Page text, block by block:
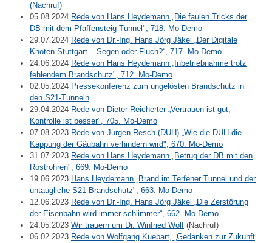
(Nachruf)
05.08.2024 Rede von Hans Heydemann „Die faulen Tricks der
DB mit dem Pfaffensteig-Tunnel", 718. Mo-Demo
29.07.2024 Rede von Dr.-Ing. Hans Jörg Jäkel „Der Digitale
Knoten Stuttgart – Segen oder Fluch?“, 717. Mo-Demo
24.06.2024 Rede von Hans Heydemann „Inbetriebnahme trotz
fehlendem Brandschutz", 712. Mo-Demo
02.05.2024 Pressekonferenz zum ungelösten Brandschutz in
den S21-Tunneln
29.04.2024 Rede von Dieter Reicherter „Vertrauen ist gut,
Kontrolle ist besser", 705. Mo-Demo
07.08.2023 Rede von Jürgen Resch (DUH) „Wie die DUH die
Kappung der Gäubahn verhindern wird", 670. Mo-Demo
31.07.2023 Rede von Hans Heydemann „Betrug der DB mit den
Rostrohren", 669. Mo-Demo
19.06.2023 Hans Heydemann „Brand im Terfener Tunnel und der
untaugliche S21-Brandschutz", 663. Mo-Demo
12.06.2023 Rede von Dr.-Ing. Hans Jörg Jäkel „Die Zerstörung
der Eisenbahn wird immer schlimmer“, 662. Mo-Demo
24.05.2023 Wir trauern um Dr. Winfried Wolf (Nachruf)
06.02.2023 Rede von Wolfgang Kuebart, „Gedanken zur Zukunft